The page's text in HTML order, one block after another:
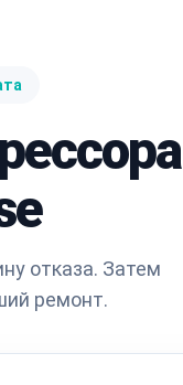
отказа. Затем
ремонт.